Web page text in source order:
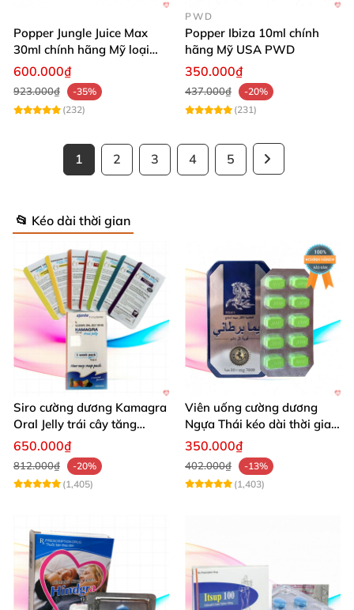
Popper Jungle Juice Max
30ml chính hãng Mỹ loại
mạnh cho Top Bot
600.000₫
923.000₫
-35%
(232)
PWD
Popper Ibiza 10ml chính
hãng Mỹ USA PWD
350.000₫
437.000₫
-20%
(231)
1 2 3 4 5
📂 Kéo dài thời gian
Siro cường dương Kamagra
Oral Jelly trái cây tăng
cường sinh lý nam
650.000₫
812.000₫
-20%
(1,405)
Viên uống cường dương
Ngựa Thái kéo dài thời gian
quan hệ
350.000₫
402.000₫
-13%
(1,403)